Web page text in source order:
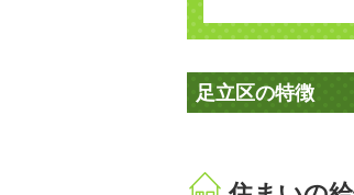
足立区の特徴